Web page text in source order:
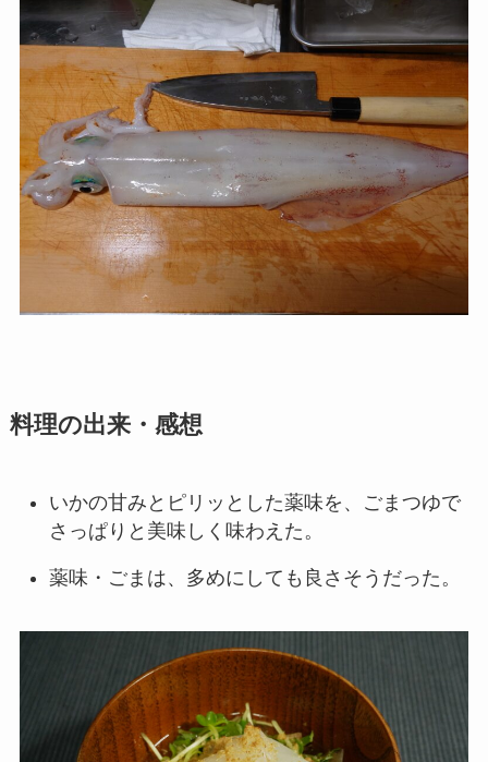
料理の出来・感想
いかの甘みとピリッとした薬味を、ごまつゆで
さっぱりと美味しく味わえた。
薬味・ごまは、多めにしても良さそうだった。